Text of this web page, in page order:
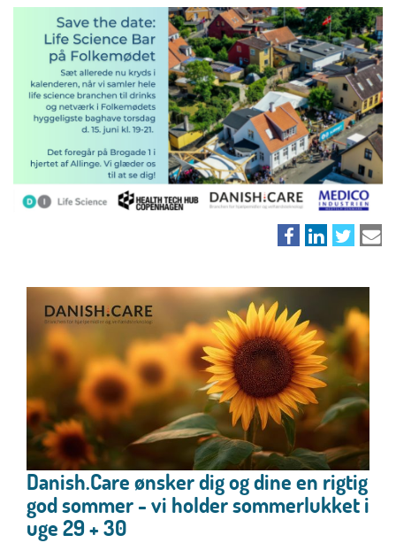
Danish.Care ønsker dig og dine en rigtig
god sommer - vi holder sommerlukket i
uge 29 + 30